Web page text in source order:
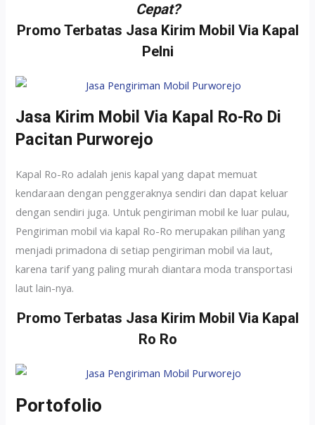
Cepat?
Promo Terbatas Jasa Kirim Mobil Via Kapal
Pelni
Jasa Kirim Mobil Via Kapal Ro-Ro Di
Pacitan Purworejo
Kapal Ro-Ro adalah jenis kapal yang dapat memuat
kendaraan dengan penggeraknya sendiri dan dapat keluar
dengan sendiri juga. Untuk pengiriman mobil ke luar pulau,
Pengiriman mobil via kapal Ro-Ro merupakan pilihan yang
menjadi primadona di setiap pengiriman mobil via laut,
karena tarif yang paling murah diantara moda transportasi
laut lain-nya.
Promo Terbatas Jasa Kirim Mobil Via Kapal
Ro Ro
Portofolio